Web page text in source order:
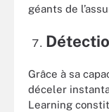
géants de
Grâce à sa
déceler
Learning